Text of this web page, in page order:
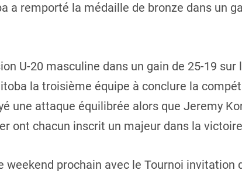
a remporté la médaille de bronze dans un
U-20 masculine dans un gain de 25-19 sur
la troisième équipe à conclure la
une attaque équilibrée alors que Jeremy
ont chacun inscrit un majeur dans la
prochain avec le Tournoi invitation